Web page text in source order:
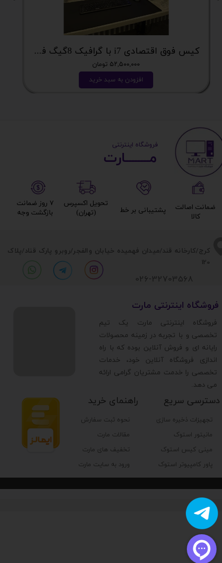
کیس فوق اقتصادی i7 با گرافیک 8گیگ فوق اکونومی کد 2162
۵۲,۵۰۰,۰۰۰ تومان
افزودن به سبد خرید
​​کرج/کارخانه قند/میدان فهمیده خیابان والفجر/روبرو پارک قناد/پلاک
120
تجهیزات ذخیره سازی
مانیتور استوک
مینی کیس استوک
پاور کامپیوتر استوک
دسترسی سریع راهنمای خرید
نحوه ثبت سفارش
مقالات مارت
تخفیف های مارت
ورود به سایت مارت
​فروشگاه اینترنتی مارت
​فروشگاه اینترنتی مارت یک تیم
تخصصی و با تجربه در زمینه محصولات
رایانه ای و فروش آنلاین بوده که با راه
اندازی فروشگاه آنلاین خود، خدمات
تخصصی را خدمت مشتریان گرامی ارائه
می دهد.
026-32703568
مــــــــارت​​​​​​
​ ​فروشگاه اینترنتی
۷ روز ضمانت
بازگشت وجه​​​​​​​
تحویل اکسپرس
(تهران)​​​​​​​
پشتیبانی بر خط​​​​​​​
ضمانت اصالت
کالا​​​​​​​